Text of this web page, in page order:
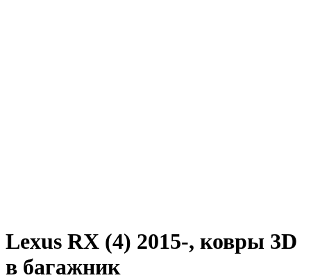
Lexus RX (4) 2015-, ковры 3D
в багажник